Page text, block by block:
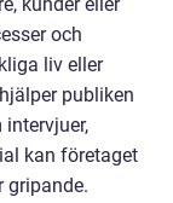
kunder eller
och
liv eller
publiken
kan företaget
gripande.